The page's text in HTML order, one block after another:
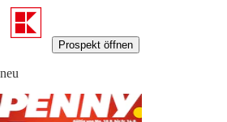
Prospekt öffnen
neu